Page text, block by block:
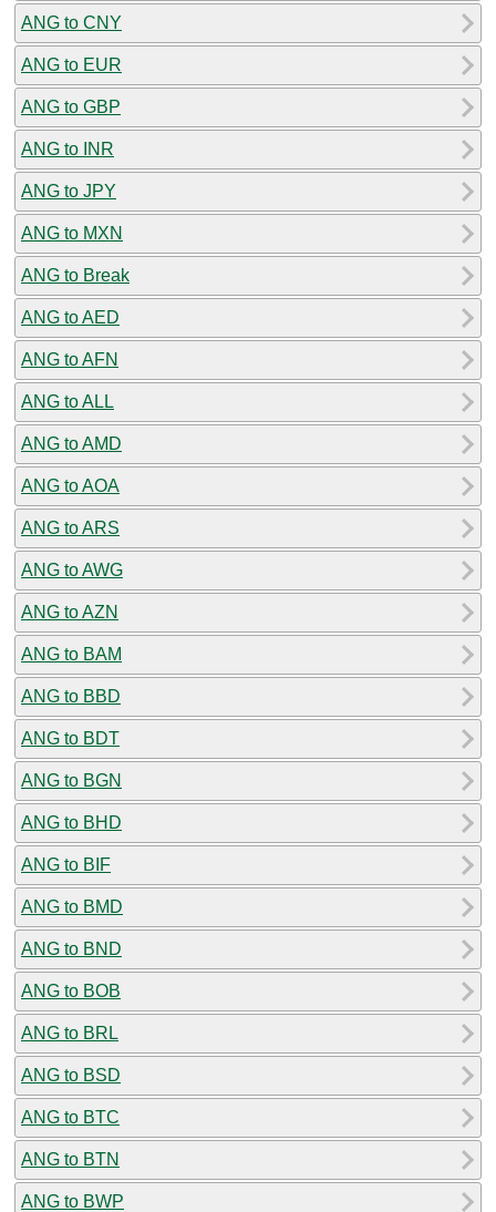
ANG to CNY
ANG to EUR
ANG to GBP
ANG to INR
ANG to JPY
ANG to MXN
ANG to Break
ANG to AED
ANG to AFN
ANG to ALL
ANG to AMD
ANG to AOA
ANG to ARS
ANG to AWG
ANG to AZN
ANG to BAM
ANG to BBD
ANG to BDT
ANG to BGN
ANG to BHD
ANG to BIF
ANG to BMD
ANG to BND
ANG to BOB
ANG to BRL
ANG to BSD
ANG to BTC
ANG to BTN
ANG to BWP